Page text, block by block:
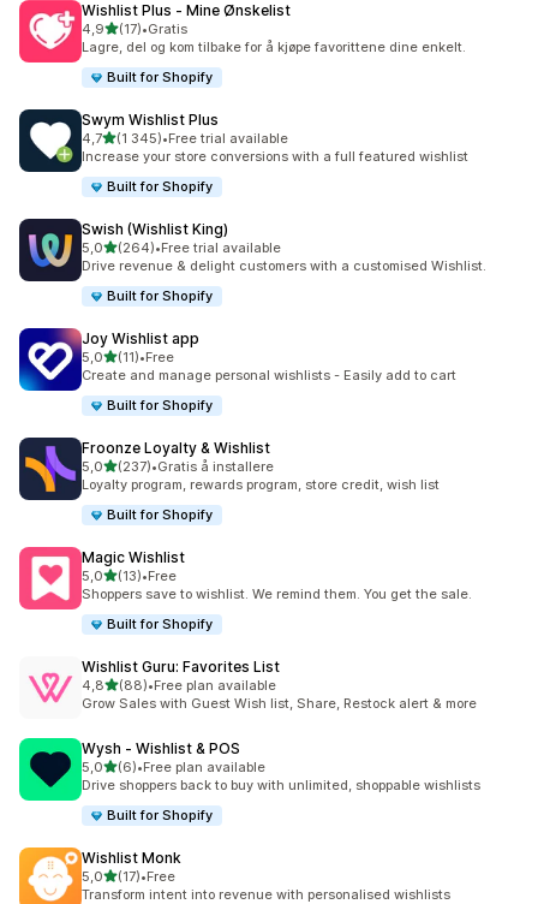
Wishlist Plus ‑ Mine Ønskelist
4,9av 5 stjerner
(17)
Totalt 17 omtaler
•Gratis
Lagre, del og kom tilbake for å kjøpe favorittene dine enkelt.
Built for Shopify
Swym Wishlist Plus
4,7av 5 stjerner
(1 345)
Totalt 1345 omtaler
•Free trial available
Increase your store conversions with a full featured wishlist
Built for Shopify
Swish (Wishlist King)
5,0av 5 stjerner
(264)
Totalt 264 omtaler
•Free trial available
Drive revenue & delight customers with a customised Wishlist.
Built for Shopify
Joy Wishlist app
5,0av 5 stjerner
(11)
Totalt 11 omtaler
•Free
Create and manage personal wishlists - Easily add to cart
Built for Shopify
Froonze Loyalty & Wishlist
5,0av 5 stjerner
(237)
Totalt 237 omtaler
•Gratis å installere
Loyalty program, rewards program, store credit, wish list
Built for Shopify
Magic Wishlist
5,0av 5 stjerner
(13)
Totalt 13 omtaler
•Free
Shoppers save to wishlist. We remind them. You get the sale.
Built for Shopify
Wishlist Guru: Favorites List
4,8av 5 stjerner
(88)
Totalt 88 omtaler
•Free plan available
Grow Sales with Guest Wish list, Share, Restock alert & more
Wysh ‑ Wishlist & POS
5,0av 5 stjerner
(6)
Totalt 6 omtaler
•Free plan available
Drive shoppers back to buy with unlimited, shoppable wishlists
Built for Shopify
Wishlist Monk
5,0av 5 stjerner
(17)
Totalt 17 omtaler
•Free
Transform intent into revenue with personalised wishlists